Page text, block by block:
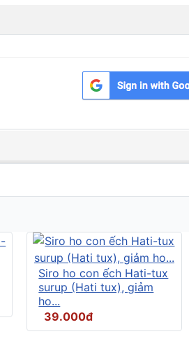
Siro ho con ếch Hati-tux
surup (Hati tux), giảm
ho...
39.000đ